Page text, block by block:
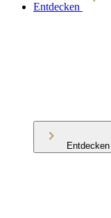
Entdecken
Entdecken